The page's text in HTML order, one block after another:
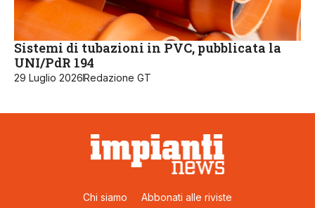
Sistemi di tubazioni in PVC, pubblicata la
UNI/PdR 194
29 Luglio 2026Redazione GT
Chi siamo Abbonati alle riviste